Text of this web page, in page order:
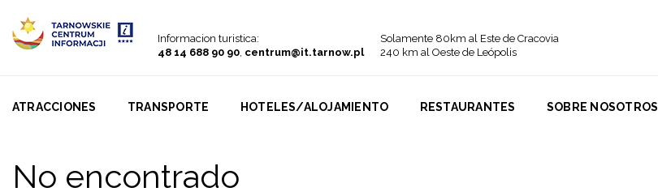
Informacion turistica:
48 14 688 90 90, centrum@it.tarnow.pl
Solamente 80km al Este de Cracovia
240 km al Oeste de Leópolis
ATRACCIONES TRANSPORTE HOTELES/ALOJAMIENTO RESTAURANTES SOBRE NOSOTROS
No encontrado